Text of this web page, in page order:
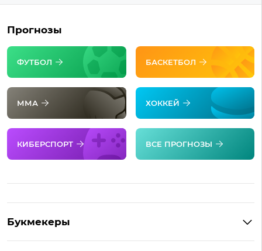
Прогнозы
ФУТБОЛ БАСКЕТБОЛ
ММА ХОККЕЙ
КИБЕРСПОРТ ВСЕ ПРОГНОЗЫ
Букмекеры